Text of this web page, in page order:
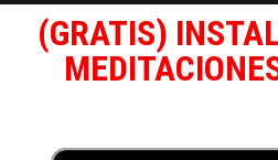
(GRATIS)